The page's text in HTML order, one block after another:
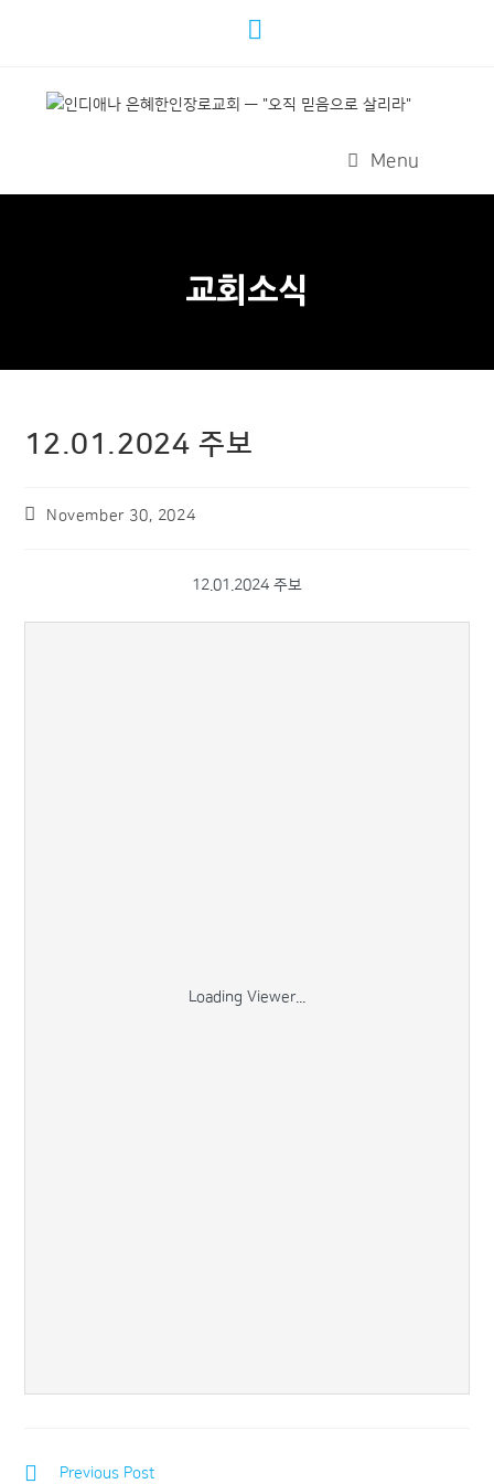
Menu
교회소식
12.01.2024 주보
November 30, 2024
12.01.2024 주보
Loading Viewer...
Previous Post